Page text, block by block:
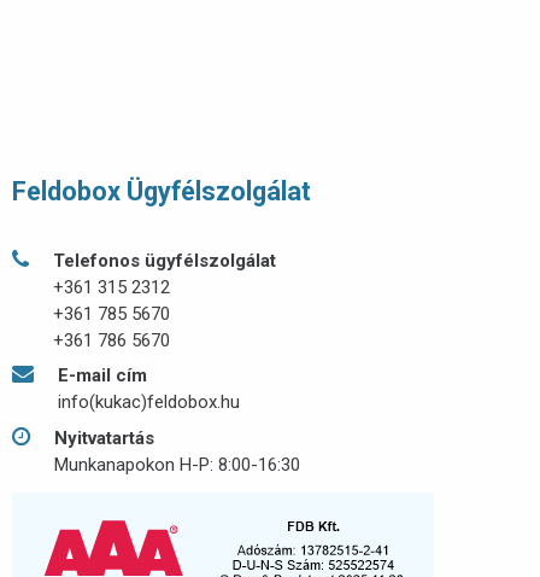
Feldobox Ügyfélszolgálat
Telefonos ügyfélszolgálat
+361 315 2312
+361 785 5670
+361 786 5670
E-mail cím
info(kukac)feldobox.hu
Nyitvatartás
Munkanapokon H-P: 8:00-16:30